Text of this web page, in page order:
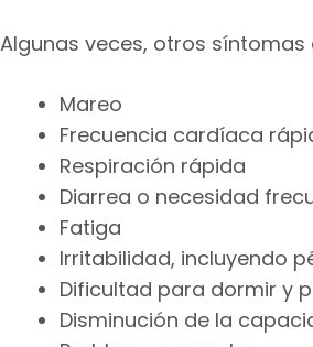
Algunas veces, otros
Mareo
Frecuencia cardíaca
Respiración rápida
Diarrea o necesidad
Fatiga
Irritabilidad, incluyendo
Dificultad para dormir y
Disminución de la